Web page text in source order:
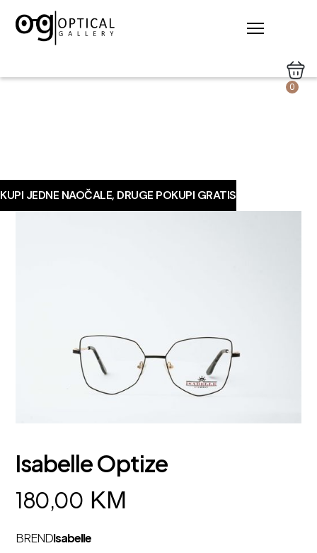
0
KUPI JEDNE NAOČALE, DRUGE POKUPI GRATIS
Isabelle Optize
180,00 KM
BRENDIsabelle